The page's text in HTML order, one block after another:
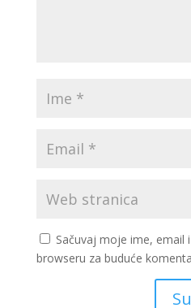
Sačuvaj moje ime, email
browseru za buduće